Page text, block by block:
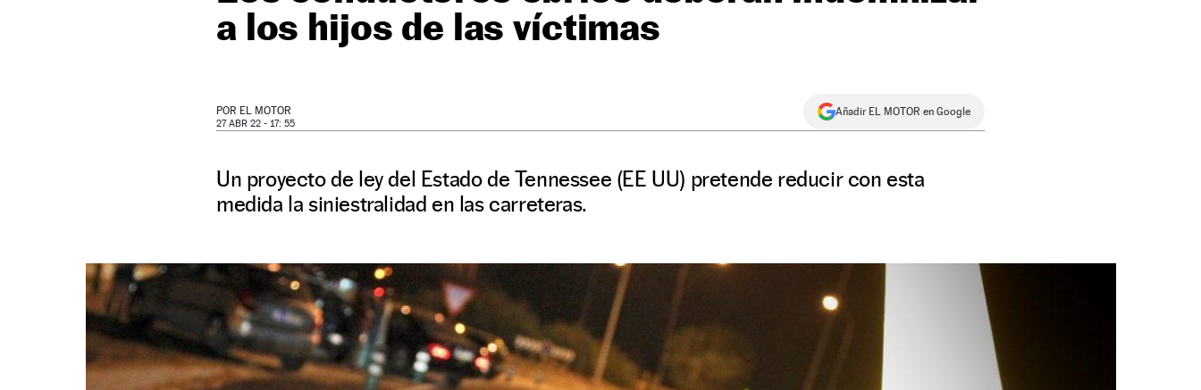
a los hijos de las víctimas
POR EL MOTOR
27 ABR 22 - 17: 55
Añadir EL MOTOR en Google
Un proyecto de ley del Estado de Tennessee (EE UU) pretende reducir con esta
medida la siniestralidad en las carreteras.